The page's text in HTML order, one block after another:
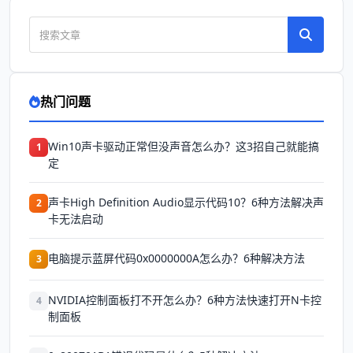
热门问题
1 Win10声卡驱动正常但没声音怎么办？这3招自己就能搞
定
2 声卡High Definition Audio显示代码10？6种方法解决声
卡无法启动
3 电脑提示蓝屏代码0x0000000A怎么办？6种解决方法
4 NVIDIA控制面板打不开怎么办？6种方法快速打开N卡控
制面板